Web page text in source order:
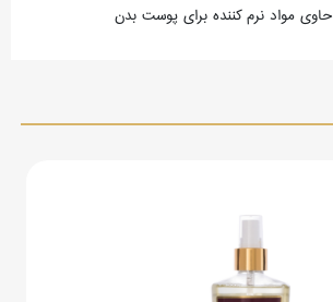
حاوی مواد نرم کننده برای پوست بدن